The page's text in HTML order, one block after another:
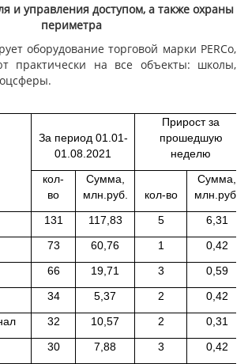
и управления доступом, а также охраны
периметра
оборудование торговой марки PERCo,
практически на все объекты: школы,
За период 01.01-
01.08.2021
Прирост за
прошедшую
неделю
кол-
во
Сумма,
млн.руб.
кол-во
Сумма,
млн.руб.
131 117,83 5
6,31
73 60,76 1
0,42
66 19,71 3
0,59
34 5,37 2
0,42
32 10,57 2
0,31
30 7,88 3
0,42